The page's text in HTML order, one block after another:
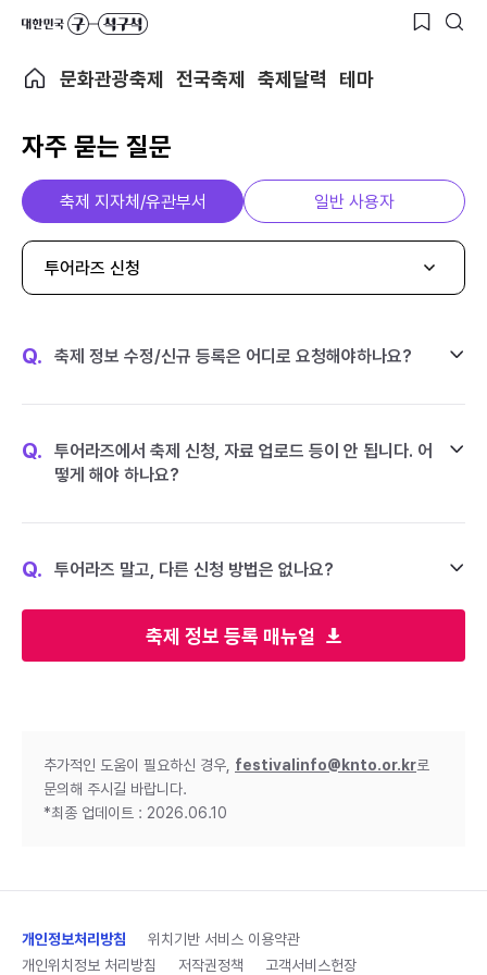
문화관광축제 전국축제 축제달력 테마
자주 묻는 질문
축제 정보 등록 매뉴얼
축제 지자체/유관부서 일반 사용자
투어라즈 신청
Q. 축제 정보 수정/신규 등록은 어디로 요청해야하나요?
Q.
투어라즈에서 축제 신청, 자료 업로드 등이 안 됩니다. 어
떻게 해야 하나요?
Q. 투어라즈 말고, 다른 신청 방법은 없나요?
추가적인 도움이 필요하신 경우, festivalinfo@knto.or.kr로
문의해 주시길 바랍니다.
*최종 업데이트 : 2026.06.10
개인정보처리방침
위치기반 서비스 이용약관
개인위치정보 처리방침
저작권정책 고객서비스헌장